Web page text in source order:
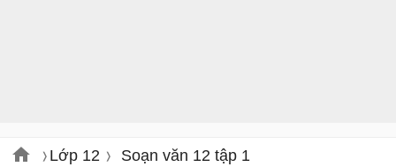
Lớp 12 Soạn văn 12 tập 1